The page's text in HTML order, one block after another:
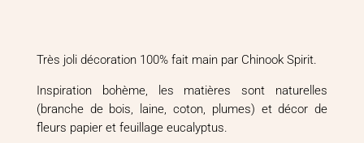
Très joli décoration 100% fait main par Chinook Spirit.
Inspiration bohème, les matières sont naturelles
(branche de bois, laine, coton, plumes) et décor de
fleurs papier et feuillage eucalyptus.